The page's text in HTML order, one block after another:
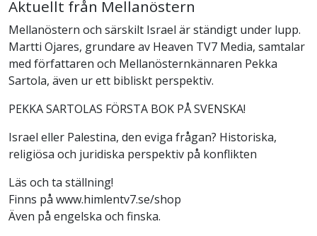
Aktuellt från Mellanöstern
Mellanöstern och särskilt Israel är ständigt under lupp.
Martti Ojares, grundare av Heaven TV7 Media, samtalar
med författaren och Mellanösternkännaren Pekka
Sartola, även ur ett bibliskt perspektiv.
PEKKA SARTOLAS FÖRSTA BOK PÅ SVENSKA!
Israel eller Palestina, den eviga frågan? Historiska,
religiösa och juridiska perspektiv på konflikten
Läs och ta ställning!
Finns på www.himlentv7.se/shop
Även på engelska och finska.